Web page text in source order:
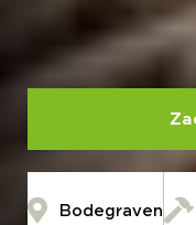
Bodegraven